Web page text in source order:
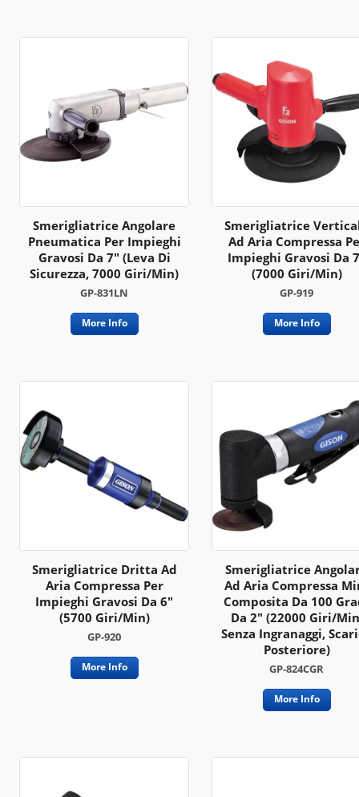
Smerigliatrice Angolare
Pneumatica Per Impieghi
Gravosi Da 7" (leva Di
Sicurezza, 7000 Giri/min)
GP-831LN
More Info
Smerigliatrice
Ad Aria Compressa
Impieghi Gravosi Da
(7000 Giri/min)
GP-919
More Info
Smerigliatrice Dritta Ad
Aria Compressa Per
Impieghi Gravosi Da 6"
(5700 Giri/min)
GP-920
More Info
Smerigliatrice
Ad Aria Compressa
Composita Da 100
Da 2" (22000 Giri/
Senza Ingranaggi,
Posteriore)
GP-824CGR
More Info